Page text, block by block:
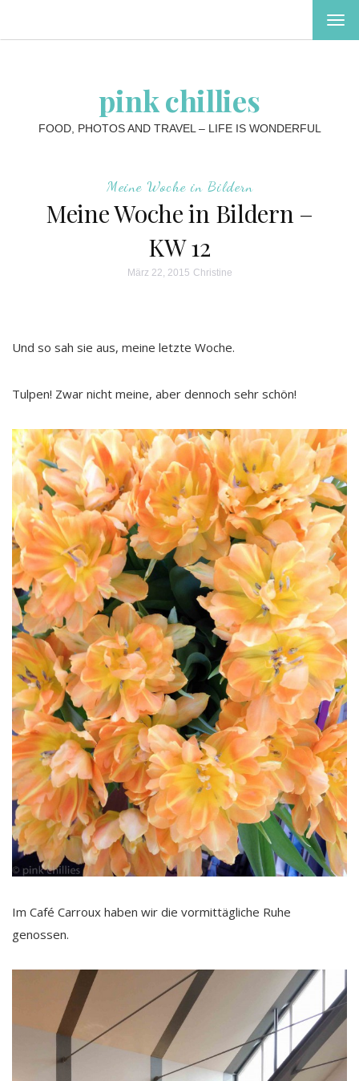
pink chillies
FOOD, PHOTOS AND TRAVEL – LIFE IS WONDERFUL
Meine Woche in Bildern
Meine Woche in Bildern –
KW 12
März 22, 2015 Christine
Und so sah sie aus, meine letzte Woche.
Tulpen! Zwar nicht meine, aber dennoch sehr schön!
Im Café Carroux haben wir die vormittägliche Ruhe
genossen.